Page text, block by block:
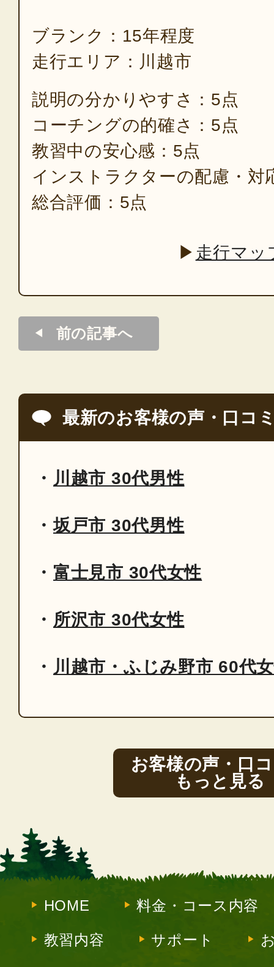
ブランク：15年程度
走行エリア：川越市
説明の分かりやすさ：5点
コーチングの的確さ：5点
教習中の安心感：5点
インストラクターの配慮・対
総合評価：5点
▶ 走行マッ
前の記事へ
最新のお客様の声・口コ
川越市 30代男性
坂戸市 30代男性
富士見市 30代女性
所沢市 30代女性
川越市・ふじみ野市 60代
お客様の声・口
もっと見る
HOME 料金・コース内容
教習内容 サポート